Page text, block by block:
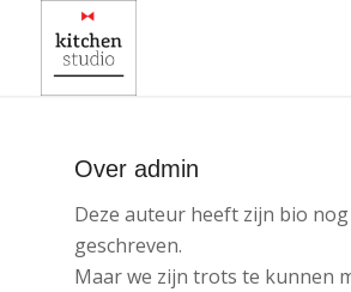
Overadmin
Deze auteur heeft zijn bio
geschreven.
Maar we zijn trots te kunnen